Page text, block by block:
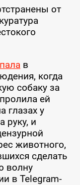
от
в
когда
собаку за
ей
глазах у
руку, и
животного,
сделать
волну
в Telegram-